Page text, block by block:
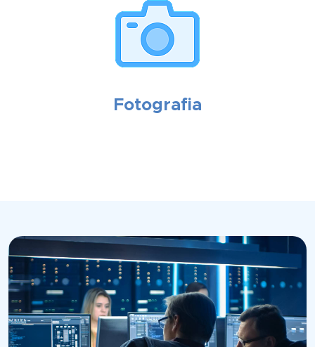
Fotografia